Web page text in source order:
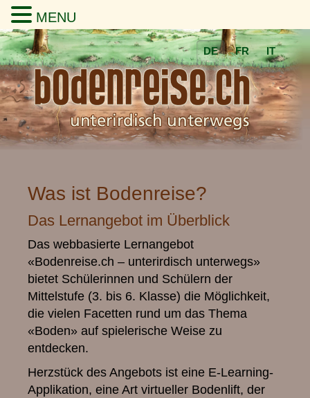
DE FR IT
Was ist Bodenreise?
Das Lernangebot im Überblick
Das webbasierte Lernangebot
«Bodenreise.ch – unterirdisch unterwegs»
bietet Schülerinnen und Schülern der
Mittelstufe (3. bis 6. Klasse) die Möglichkeit,
die vielen Facetten rund um das Thema
«Boden» auf spielerische Weise zu
entdecken.
Herzstück des Angebots ist eine E-Learning-
Applikation, eine Art virtueller Bodenlift, der
MENU